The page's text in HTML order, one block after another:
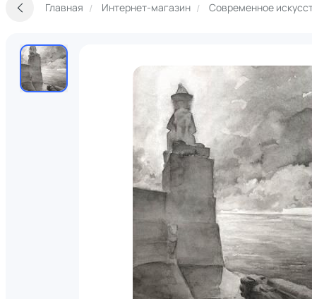
Главная Интернет-магазин Современное